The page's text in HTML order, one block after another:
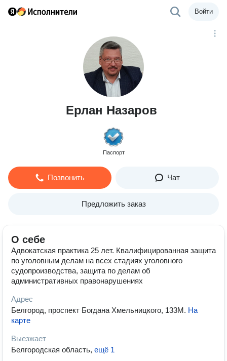
Войти
Ерлан Назаров
Паспорт
Позвонить Чат
Предложить заказ
О себе
Адвокатская практика 25 лет. Квалифицированная защита
по уголовным делам на всех стадиях уголовного
судопроизводства, защита по делам об
административных правонарушениях
Адрес
Белгород, проспект Богдана Хмельницкого, 133М. На
карте
Выезжает
Белгородская область, ещё 1